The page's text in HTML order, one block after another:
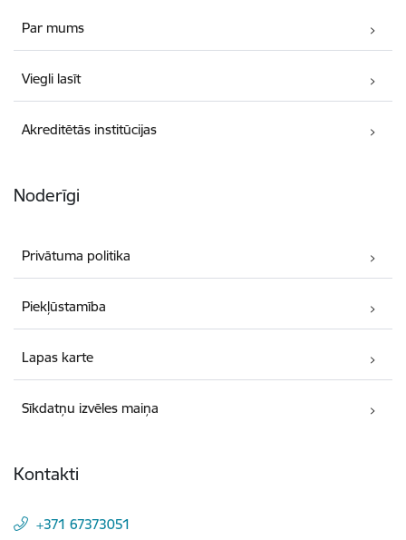
Par mums
Viegli lasīt
Akreditētās institūcijas
Noderīgi
Privātuma politika
Piekļūstamība
Lapas karte
Sīkdatņu izvēles maiņa
Kontakti
+371 67373051